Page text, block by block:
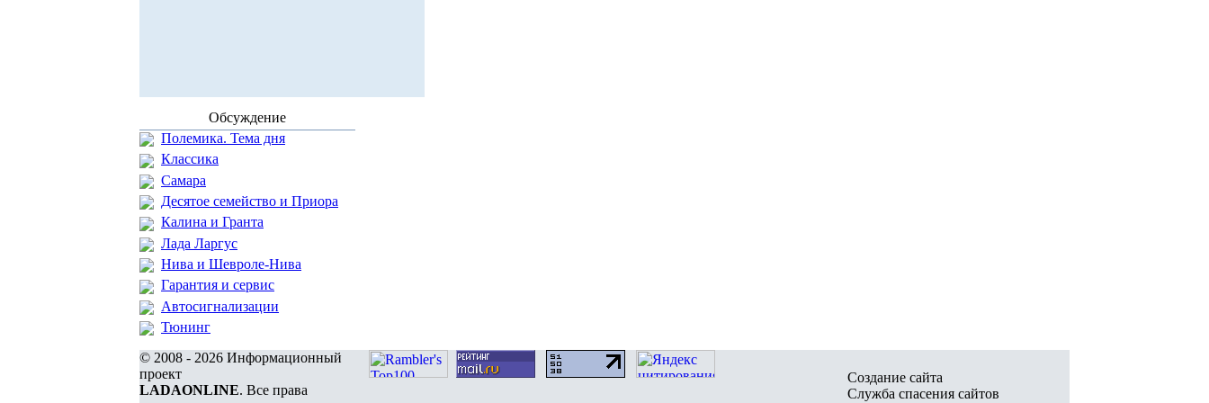
Обсуждение
Полемика. Тема дня
Классика
Самара
Десятое семейство и Приора
Калина и Гранта
Лада Ларгус
Нива и Шевроле-Нива
Гарантия и сервис
Автосигнализации
Тюнинг
© 2008 - 2026 Информационный
проект
LADAONLINE. Все права
Создание сайта
Служба спасения сайтов